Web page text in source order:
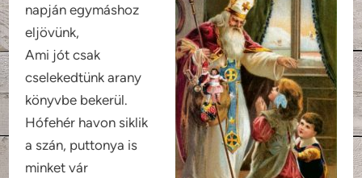
napján egymáshoz
eljövünk,
Ami jót csak
cselekedtünk arany
könyvbe bekerül.
Hófehér havon siklik
a szán, puttonya is
minket vár